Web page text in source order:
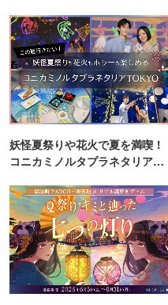
妖怪夏祭りや花火で夏を満喫！
コニカミノルタプラネタリア